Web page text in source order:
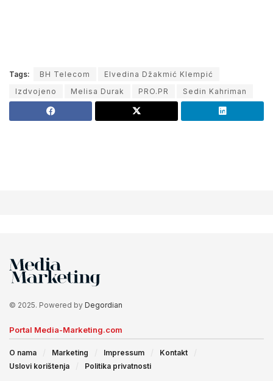
Tags: BH Telecom
Elvedina Džakmić Klempić
Izdvojeno
Melisa Durak PRO.PR Sedin Kahriman
© 2025. Powered by Degordian
Portal Media-Marketing.com
O nama Marketing Impressum
Kontakt
Uslovi korištenja
Politika privatnosti